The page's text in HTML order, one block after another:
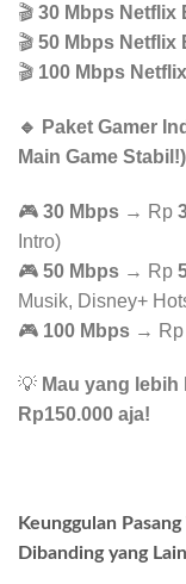
🎬 30 Mbps Netflix
🎬 50 Mbps Netflix
🎬 100 Mbps
🔹 Paket Gamer
Main Game Stabil!)
🎮 30 Mbps → Rp
Intro)
🎮 50 Mbps → Rp
Musik, Disney+
🎮 100 Mbps → Rp
💡 Mau yang
Rp150.000 aja!
Keunggulan
Dibanding yang Lain